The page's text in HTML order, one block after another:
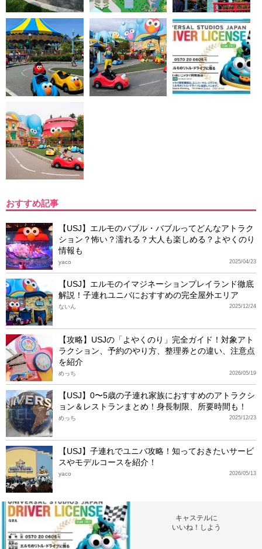
おすすめ記事
【USJ】エルモのバブル・バブルってどんなアトラク
ション？怖い？濡れる？大人も楽しめる？よやくのり
情報も
2025/04/23
yaco
【USJ】エルモのイマジネーションプレイランド徹底
解説！子連れユニバにおすすめの完全屋外エリア
2025/12/24
ないん
【攻略】USJの「よやくのり」完全ガイド！対象アト
ラクション、予約のやり方、整理券との違い、注意点
を紹介
2026/05/19
めっち
【USJ】0〜5歳の子連れ家族におすすめのアトラクシ
ョン＆レストランまとめ！身長制限、所要時間も！
2025/12/23
めっち
【USJ】子連れでユニバ攻略！知っておきたいサービ
スやモデルコースを紹介！
2026/05/13
yaco
キャステルに
いいね！しよう